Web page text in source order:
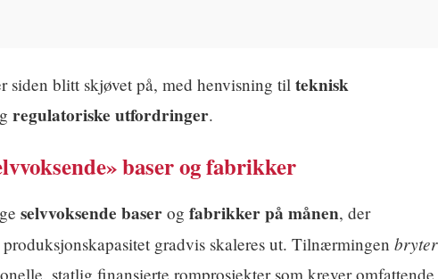
siden blitt skjøvet på, med henvisning til teknisk
regulatoriske utfordringer.
baser og fabrikker
selvvoksende baser og fabrikker på månen, der
gradvis skaleres ut. Tilnærmingen bryter
statlig finansierte romprosjekter som krever omfattende